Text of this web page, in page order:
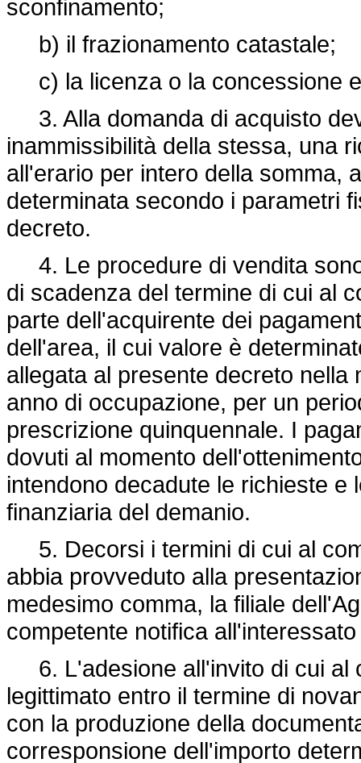
sconfinamento;
b) il frazionamento catastale;
c) la licenza o la concessione
3. Alla domanda di acquisto
inammissibilità della stessa, una
all'erario per intero della somma,
determinata secondo i parametri
decreto.
4. Le procedure di vendita
di scadenza del termine di cui al
parte dell'acquirente dei
dell'area, il cui valore è
allegata al presente decreto
anno di occupazione, per un
prescrizione quinquennale. I
dovuti al momento
intendono decadute le richieste e
finanziaria del demanio.
5. Decorsi i termini di cui al
abbia provveduto alla
medesimo comma, la filiale
competente notifica
6. L'adesione all'invito di cui al
legittimato entro il termine di
con la produzione della
corresponsione dell'importo